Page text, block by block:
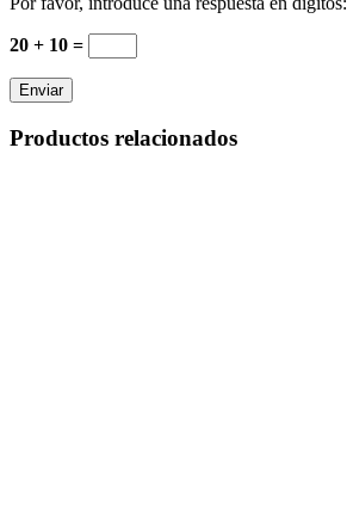
20 + 10 =
Productos relacionados